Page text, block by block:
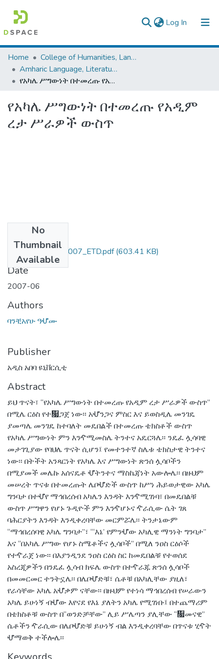
Log In (current)
Colleges, Institutes & Collections
Browse AAU-ETD
Home
College of Humanities, Language Studies, Journalism & Communication
Amharic Language, Literature and Folklore
የአካሌ ሥግውነት በተመረጡ የአዲም ረታ ሥራዎች ውስጥ
የአካሌ ሥግውነት በተመረጡ የአዲም
ረታ ሥራዎች ውስጥ
No
Thumbnail
Available
ባንቺአየሁ_ዓሇሙ_2007_ETD.pdf(603.41 KB)
Date
2007-06
Authors
ባንቺአየሁ ዓሇሙ
Publisher
አዲስ አበባ ዩኒቨርሲቲ
Abstract
ይህ ጥናት፣ “የአካሌ ሥግውነት በተመረጡ የአዲም ረታ ሥራዎች ውስጥ”
በሚሌ ርዕስ የተ዗ጋጀ ነው፡፡ አሇንጋና ምስር እና ይወስዲሌ መንገዴ
ያመጣሌ መንገዴ ከተባለት መዴበልች በተመረጡ ቴክስቶች ውስጥ
የአካሌ ሥግውነት ምን እንዯሚመስሌ ትንተና አዴርጓሌ፡፡ ንዴፈ ሏሳባዊ
መታገጊያው የባህሌ ጥናት ሲሆን፤ የመተንተኛ ስሌቱ ቴክስታዊ ትንተና
ነው፡፡ በትችት አንጻርነት የአካሌ እና ሥግውነት ጽንሰ ሏሳቦችን
በሚያመች መሌኩ አሰናዴቶ ሇትንተና ማስኬጃነት አውሎሌ፡፡ በዙህም
መሠረት ጥናቱ በተመረጡት ሌቦሇድች ውስጥ ከሥነ ሕይወታዊው አካሌ
ግንባታ በተሇየ ማኅበረሰብ አካሌን እንዳት እንዯሚገነባ፣ በመዴበልቹ
ውስጥ ሥግዋን የሆኑ ጉዲዮች ምን እንዯሆኑና ዯራሲው ሴት ገጸ
ባሕርያትን እንዳት እንዲቀረባቸው መርምሯሌ፡፡ ትንታኔውም
“ማኅበረሰባዊ አካሌ ግንባታ”፣ “‘እኔ’ የምንሇው አካሊዊ ማንነት ግንባታ”
እና “በአካሌ ሥግው የሆኑ ስሜቶችና ሏሳቦች” በሚለ ንዐስ ርዕሶች
የተዯራጀ ነው፡፡ በእያንዲንደ ንዐስ ርዕስ ስር ከመዴበልቹ የተወሰደ
አስረጂዎችን በንዴፈ ሏሳብ ክፍሌ ውስጥ በተዯራጁ ጽንሰ ሏሳቦች
በመመርመር ተንትኗሌ፡፡ በሌቦሇድቹ፣ ሴቶቹ በአካሊቸው ያዚለ፣
የራሳቸው አካሌ አሇቃም ናቸው፡፡ በዙህም የተነሳ ማኅበረሰብ የሠራውን
አካሌ ይሁነኝ ብሇው እየናደ የእኔ ያለትን አካሌ የሚገነቡ፤ በተጨማሪም
በቴክስቶቹ ውስጥ በ“ወንድቻቸው” ሊይ ሥሌጣን ያሊቸው “዗መናዊ”
ሴቶችን ዯራሲው በሌቦሇድቹ ይሁነኝ ብል እንዲቀረባቸው በጥናቱ ሂዯት
ሇማወቅ ተችሎሌ፡፡